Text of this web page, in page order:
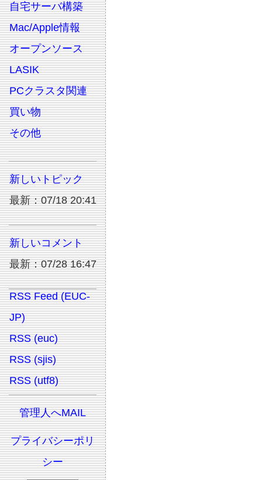
自宅サーバ構築
Mac/Apple情報
オープンソース
LASIK
PCクラスタ関連
買い物
その他
新しいトピック
最新：07/18 20:41
新しいコメント
最新：07/28 16:47
RSS Feed (EUC-
JP)
RSS (euc)
RSS (sjis)
RSS (utf8)
管理人へMAIL
プライバシーポリ
シー